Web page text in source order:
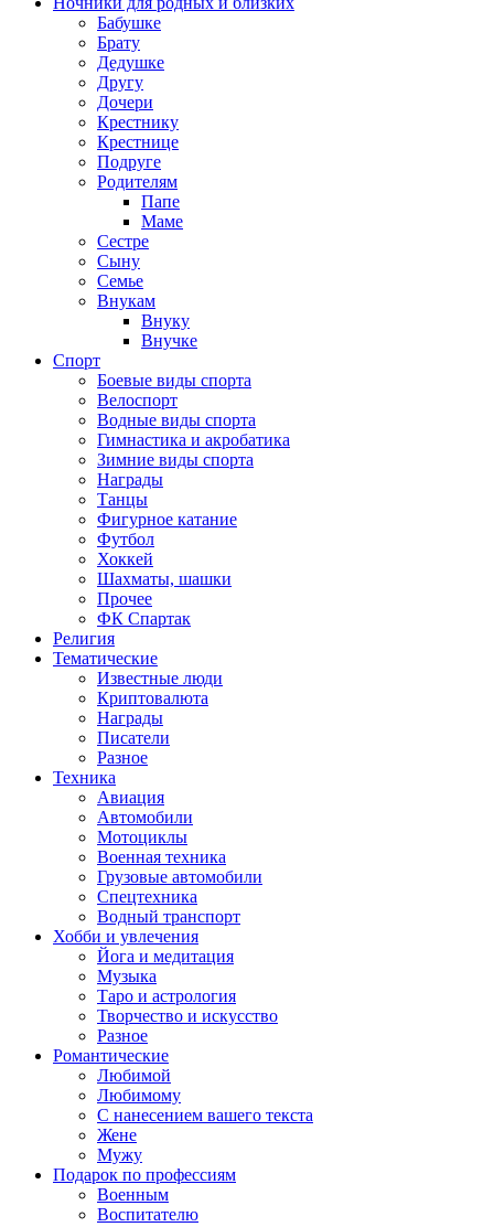
Бабушке
Брату
Дедушке
Другу
Дочери
Крестнику
Крестнице
Подруге
Родителям
Папе
Маме
Сестре
Сыну
Семье
Внукам
Внуку
Внучке
Спорт
Боевые виды спорта
Велоспорт
Водные виды спорта
Гимнастика и акробатика
Зимние виды спорта
Награды
Танцы
Фигурное катание
Футбол
Хоккей
Шахматы, шашки
Прочее
ФК Спартак
Религия
Тематические
Известные люди
Криптовалюта
Награды
Писатели
Разное
Техника
Авиация
Автомобили
Мотоциклы
Военная техника
Грузовые автомобили
Спецтехника
Водный транспорт
Хобби и увлечения
Йога и медитация
Музыка
Таро и астрология
Творчество и искусство
Разное
Романтические
Любимой
Любимому
С нанесением вашего текста
Жене
Мужу
Подарок по профессиям
Военным
Воспитателю